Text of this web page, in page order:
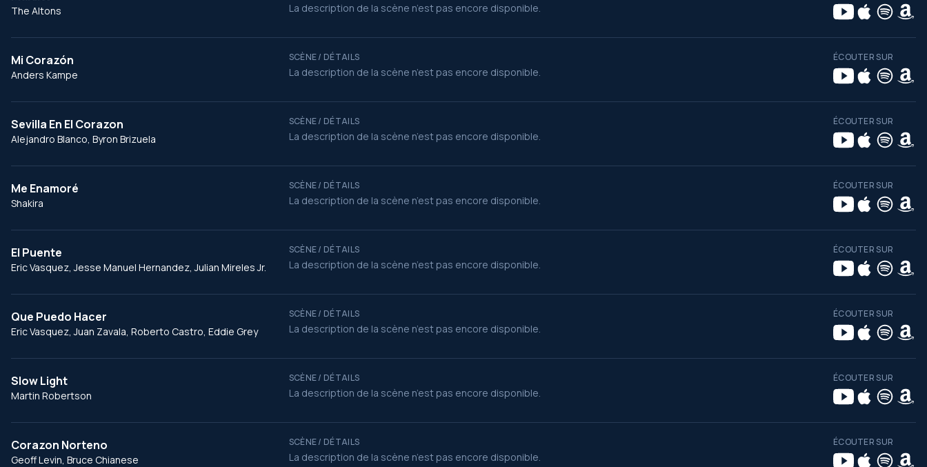
The Altons La description de la scène n’est pas encore disponible.
Mi Corazón
Anders Kampe
SCÈNE / DÉTAILS
La description de la scène n’est pas encore disponible.
ÉCOUTER SUR
Sevilla En El Corazon
Alejandro Blanco, Byron Brizuela
SCÈNE / DÉTAILS
La description de la scène n’est pas encore disponible.
ÉCOUTER SUR
Me Enamoré
Shakira
SCÈNE / DÉTAILS
La description de la scène n’est pas encore disponible.
ÉCOUTER SUR
El Puente
Eric Vasquez, Jesse Manuel Hernandez, Julian Mireles Jr.
SCÈNE / DÉTAILS
La description de la scène n’est pas encore disponible.
ÉCOUTER SUR
Que Puedo Hacer
Eric Vasquez, Juan Zavala, Roberto Castro, Eddie Grey
SCÈNE / DÉTAILS
La description de la scène n’est pas encore disponible.
ÉCOUTER SUR
Slow Light
Martin Robertson
SCÈNE / DÉTAILS
La description de la scène n’est pas encore disponible.
ÉCOUTER SUR
Corazon Norteno
Geoff Levin, Bruce Chianese
SCÈNE / DÉTAILS
La description de la scène n’est pas encore disponible.
ÉCOUTER SUR